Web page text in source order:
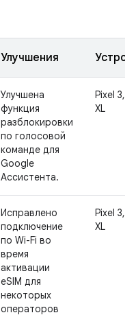
Улучшения
Улучшена
функция
разблокировки
по голосовой
команде для
Google
Ассистента.
Pixel 3,
XL
Исправлено
подключение
по Wi-Fi во
время
активации
eSIM для
некоторых
операторов
Pixel 3,
XL